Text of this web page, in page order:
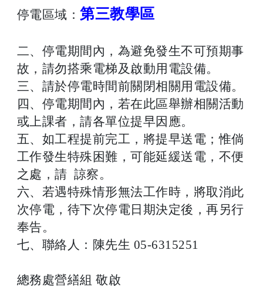
停電區域： 第三教學區
二、停電期間內，為避免發生不可預期事
故，請勿搭乘電梯及啟動用電設備。
三、請於停電時間前關閉相關用電設備。
四、停電期間內，若在此區舉辦相關活動
或上課者，請各單位提早因應。
五、如工程提前完工，將提早送電；惟倘
工作發生特殊困難，可能延緩送電，不便
之處，請 諒察。
六、若遇特殊情形無法工作時，將取消此
次停電，待下次停電日期決定後，再另行
奉告。
七、聯絡人：陳先生 05-6315251
總務處營繕組 敬啟